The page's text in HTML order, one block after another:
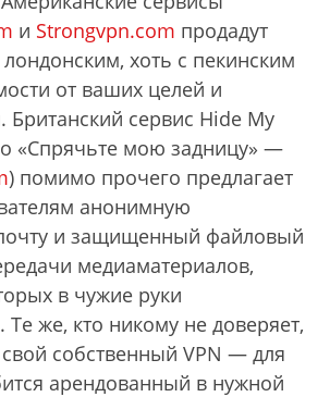
и Strongvpn.com продадут
лондонским, хоть с пекинским
от ваших целей и
Британский сервис Hide My
«Спрячьте мою задницу» —
) помимо прочего предлагает
анонимную
и защищенный файловый
медиаматериалов,
в чужие руки
Те же, кто никому не доверяет,
свой собственный VPN — для
арендованный в нужной